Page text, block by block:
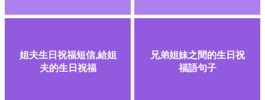
姐夫生日祝福短信,給姐
夫的生日祝福
兄弟姐妹之間的生日祝
福語句子